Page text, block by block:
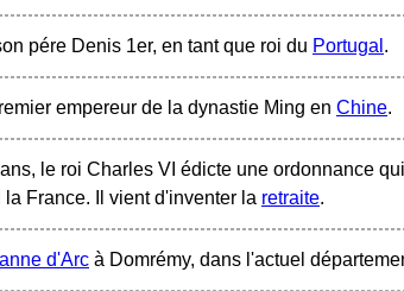
pére Denis 1er, en tant que roi du Portugal .
empereur de la dynastie Ming en Chine.
le roi Charles VI édicte une ordonnance
France. Il vient d'inventer la retraite.
d'Arc à Domrémy, dans l'actuel